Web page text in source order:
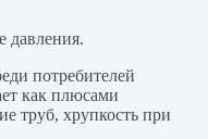
давления.
потребителей
как плюсами
труб, хрупкость при